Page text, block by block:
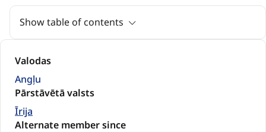
Show table of contents
Valodas
Angļu
Pārstāvētā valsts
Īrija
Alternate member since